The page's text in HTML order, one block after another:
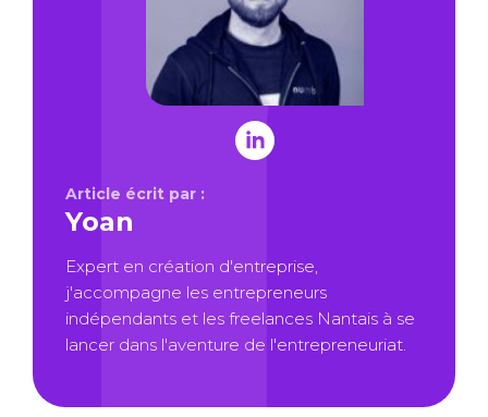
Article écrit par :
Yoan
Expert en création d'entreprise,
j'accompagne les entrepreneurs
indépendants et les freelances Nantais à se
lancer dans l'aventure de l'entrepreneuriat.